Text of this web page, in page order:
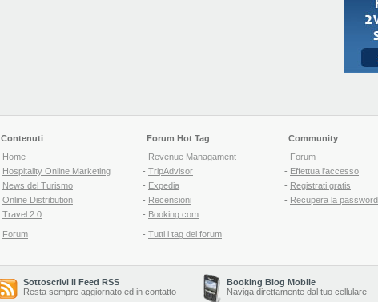
Contenuti
Home
Hospitality Online Marketing
News del Turismo
Online Distribution
Travel 2.0
Forum
Forum Hot Tag
- Revenue Managament
- TripAdvisor
- Expedia
- Recensioni
- Booking.com
- Tutti i tag del forum
Community
- Forum
- Effettua l'accesso
- Registrati gratis
- Recupera la password
Sottoscrivi il Feed RSS
Resta sempre aggiornato ed in contatto
Booking Blog Mobile
Naviga direttamente dal tuo cellulare